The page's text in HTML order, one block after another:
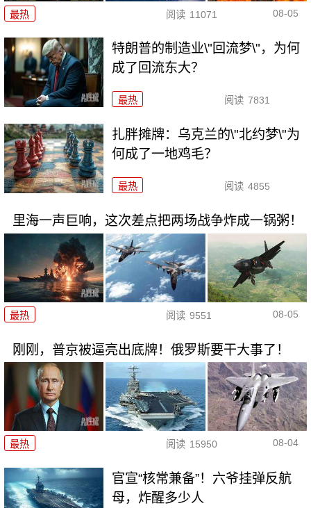
最热 阅读 11071 08-05
特朗普的制造业\"回流梦\"，为何
成了回流东大？
最热 阅读 7831
扎胖摊牌：乌克兰的\"北约梦\"为
何成了一地鸡毛？
最热 阅读 4855
里海一声巨响，这次差点把两场战争炸成一锅粥！
最热 阅读 9551 08-05
刚刚，普京被逼亮出底牌！俄罗斯要干大事了！
最热 阅读 15950 08-04
官宣“核常兼备”！六爷挂弹反航
母，炸醒多少人